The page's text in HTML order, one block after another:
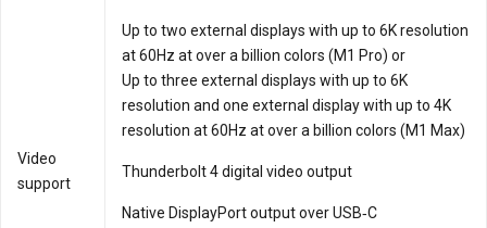
Video
support
Up to two external displays with up to 6K resolution
at 60Hz at over a billion colors (M1 Pro) or
Up to three external displays with up to 6K
resolution and one external display with up to 4K
resolution at 60Hz at over a billion colors (M1 Max)
Thunderbolt 4 digital video output
Native DisplayPort output over USB‑C